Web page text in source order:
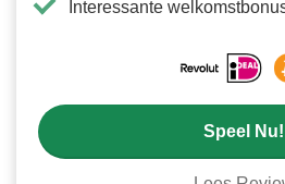
Interessante
Speel Nu!